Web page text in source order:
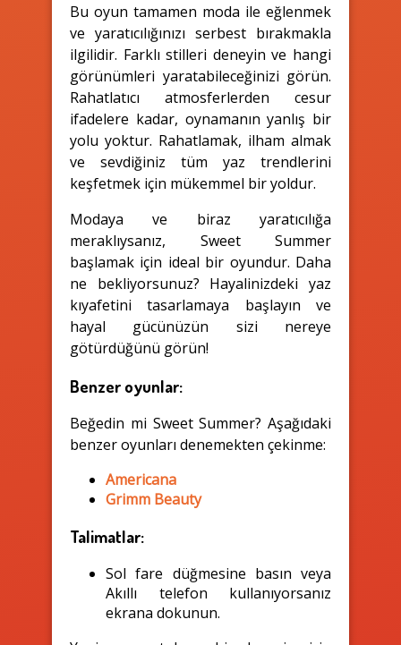
Bu oyun tamamen moda ile eğlenmek
ve yaratıcılığınızı serbest bırakmakla
ilgilidir. Farklı stilleri deneyin ve hangi
görünümleri yaratabileceğinizi görün.
Rahatlatıcı atmosferlerden cesur
ifadelere kadar, oynamanın yanlış bir
yolu yoktur. Rahatlamak, ilham almak
ve sevdiğiniz tüm yaz trendlerini
keşfetmek için mükemmel bir yoldur.
Modaya ve biraz yaratıcılığa
meraklıysanız, Sweet Summer
başlamak için ideal bir oyundur. Daha
ne bekliyorsunuz? Hayalinizdeki yaz
kıyafetini tasarlamaya başlayın ve
hayal gücünüzün sizi nereye
götürdüğünü görün!
Benzer oyunlar:
Beğedin mi Sweet Summer? Aşağıdaki
benzer oyunları denemekten çekinme:
Americana
Grimm Beauty
Talimatlar:
Sol fare düğmesine basın veya
Akıllı telefon kullanıyorsanız
ekrana dokunun.